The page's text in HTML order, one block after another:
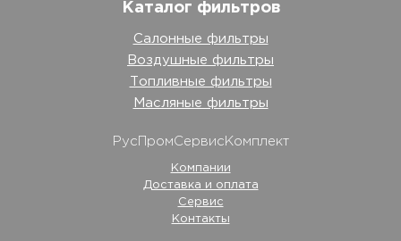
Каталог фильтров
Салонные фильтры
Воздушные фильтры
Топливные фильтры
Масляные фильтры
РусПромСервисКомплект
Компании
Доставка и оплата
Сервис
Контакты